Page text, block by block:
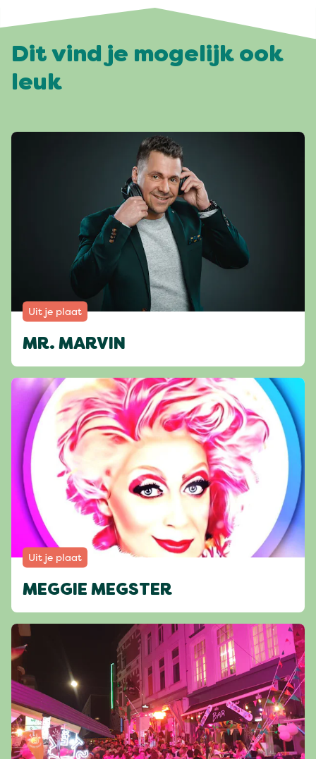
Dit vind je mogelijk ook
leuk
Uit je plaat
MR. MARVIN
Uit je plaat
MEGGIE MEGSTER